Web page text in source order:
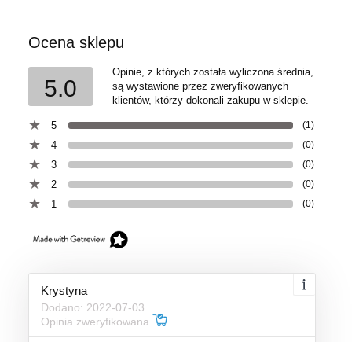
Ocena sklepu
5.0
Opinie, z których została wyliczona średnia,
są wystawione przez zweryfikowanych
klientów, którzy dokonali zakupu w sklepie.
5 (1)
4 (0)
3 (0)
2 (0)
1 (0)
Krystyna
Dodano: 2022-07-03
Opinia zweryfikowana